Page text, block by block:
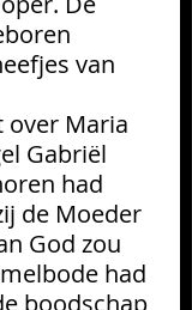
van
over Maria
Gabriël
had
de Moeder
God zou
had